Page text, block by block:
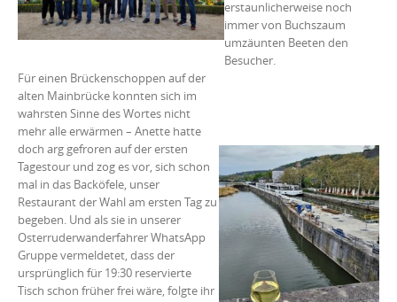
erstaunlicherweise noch
immer von Buchszaum
umzäunten Beeten den
Besucher.
Für einen Brückenschoppen auf der
alten Mainbrücke konnten sich im
wahrsten Sinne des Wortes nicht
mehr alle erwärmen – Anette hatte
doch arg gefroren auf der ersten
Tagestour und zog es vor, sich schon
mal in das Backöfele, unser
Restaurant der Wahl am ersten Tag zu
begeben. Und als sie in unserer
Osterruderwanderfahrer WhatsApp
Gruppe vermeldetet, dass der
ursprünglich für 19:30 reservierte
Tisch schon früher frei wäre, folgte ihr